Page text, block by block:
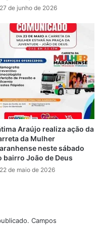
Livre Cultural que
em eventos
com deficiência.
a Campanha
da
São Luís.
de Fátima
se tornam
em São Luís
de agosto de 2022
"LEGISLATIVO"
27 de junho de 2026
Araújo realiza ação da
da Mulher
neste sábado
bairro João de Deus
22 de maio de 2026
Campos